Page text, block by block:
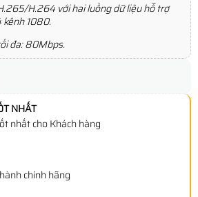
H.264 với hai luồng dữ liệu hỗ trợ
1080.
đa: 80Mbps.
NHẤT
nhất cho Khách hàng
chính hãng